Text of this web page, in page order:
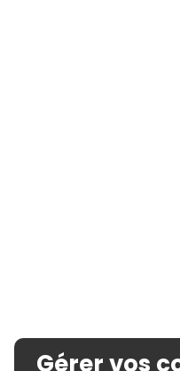
Gérer vos